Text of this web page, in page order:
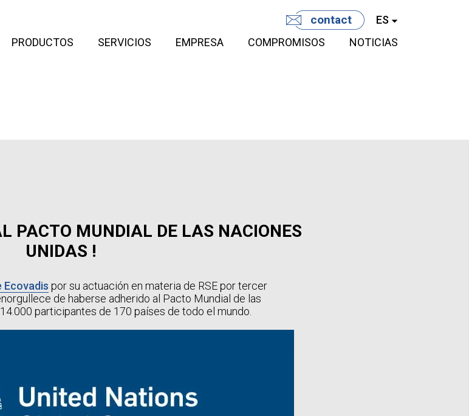
contact
ES
PRODUCTOS
SERVICIOS EMPRESA COMPROMISOS NOTICIAS
PACTO MUNDIAL DE LAS NACIONES
UNIDAS !
Ecovadis por su actuación en materia de RSE por tercer
de haberse adherido al Pacto Mundial de las
participantes de 170 países de todo el mundo.